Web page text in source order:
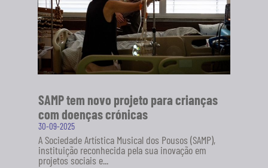
SAMP tem novo projeto para crianças
com doenças crónicas
30-09-2025
A Sociedade Artística Musical dos Pousos (SAMP),
instituição reconhecida pela sua inovação em
projetos sociais e...